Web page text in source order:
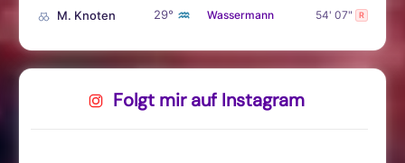
M. Knoten 29° ♒ Wassermann 54' 07" R
Folgt mir auf Instagram